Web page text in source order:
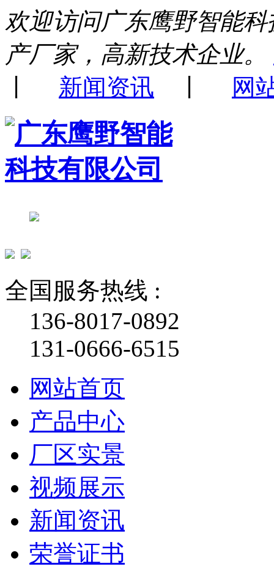
欢迎访问广东鹰野智能
产厂家，高新技术企业。
新闻资讯 网
全国服务热线 :
136-8017-0892
131-0666-6515
网站首页
产品中心
厂区实景
视频展示
新闻资讯
荣誉证书